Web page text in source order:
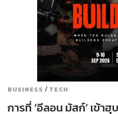
BUSINESS / TECH
การที่ ‘อีลอน มัสก์’ เข้า